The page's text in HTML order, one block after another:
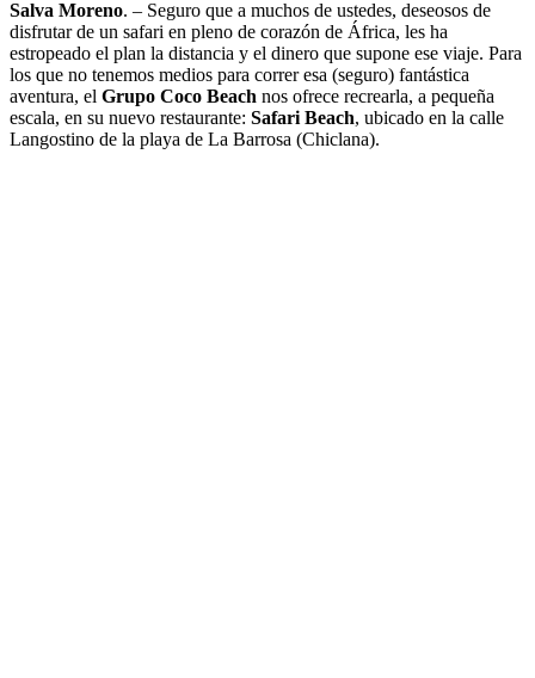
Salva Moreno. – Seguro que a muchos de ustedes, deseosos de
disfrutar de un safari en pleno de corazón de África, les ha
estropeado el plan la distancia y el dinero que supone ese viaje. Para
los que no tenemos medios para correr esa (seguro) fantástica
aventura, el Grupo Coco Beach nos ofrece recrearla, a pequeña
escala, en su nuevo restaurante: Safari Beach, ubicado en la calle
Langostino de la playa de La Barrosa (Chiclana).